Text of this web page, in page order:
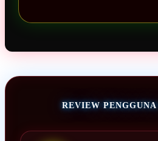
REVIEW PENGGUNA